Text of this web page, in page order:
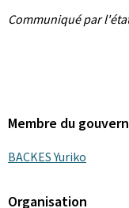
Communiqué par
Membre du
BACKES Yuriko
Organisation